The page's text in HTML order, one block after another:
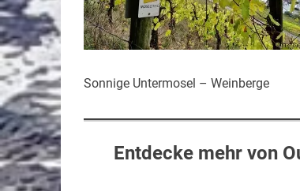
Sonnige Untermosel – Weinberge
Entdecke mehr von